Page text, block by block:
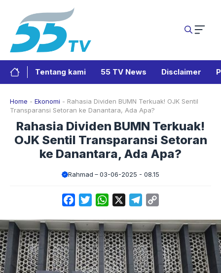
Tentang kami 55 TV News Disclaimer
Home - Ekonomi - Rahasia Dividen BUMN Terkuak! OJK Sentil
Transparansi Setoran ke Danantara, Ada Apa?
Rahasia Dividen BUMN Terkuak!
OJK Sentil Transparansi Setoran
ke Danantara, Ada Apa?
Rahmad 03-06-2025 - 08.15
FacebookTwitterWhatsApp Telegram